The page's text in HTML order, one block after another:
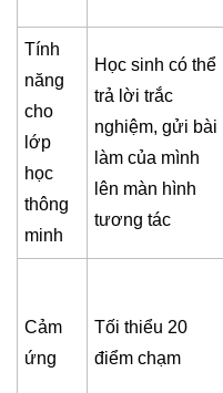
Tính
năng
cho
lớp
học
thông
minh
Học sinh có thể
trả lời trắc
nghiệm, gửi bài
làm của mình
lên màn hình
tương tác
Cảm
ứng
Tối thiểu 20
điểm chạm